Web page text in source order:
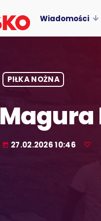
Wiadomości
PIŁKA NOŻNA
Magura
today 27.02.2026 10:46